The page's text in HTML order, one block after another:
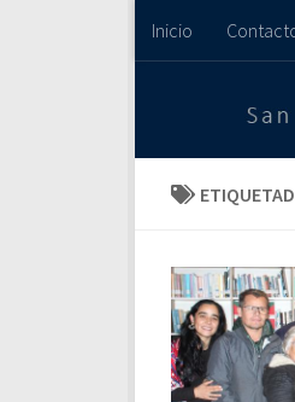
Saltar al
Inicio